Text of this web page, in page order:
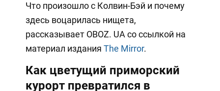
Что произошло с Колвин-Бэй и почему
здесь воцарилась нищета,
рассказывает OBOZ. UA со ссылкой на
материал издания The Mirror.
Как цветущий приморский
курорт превратился в